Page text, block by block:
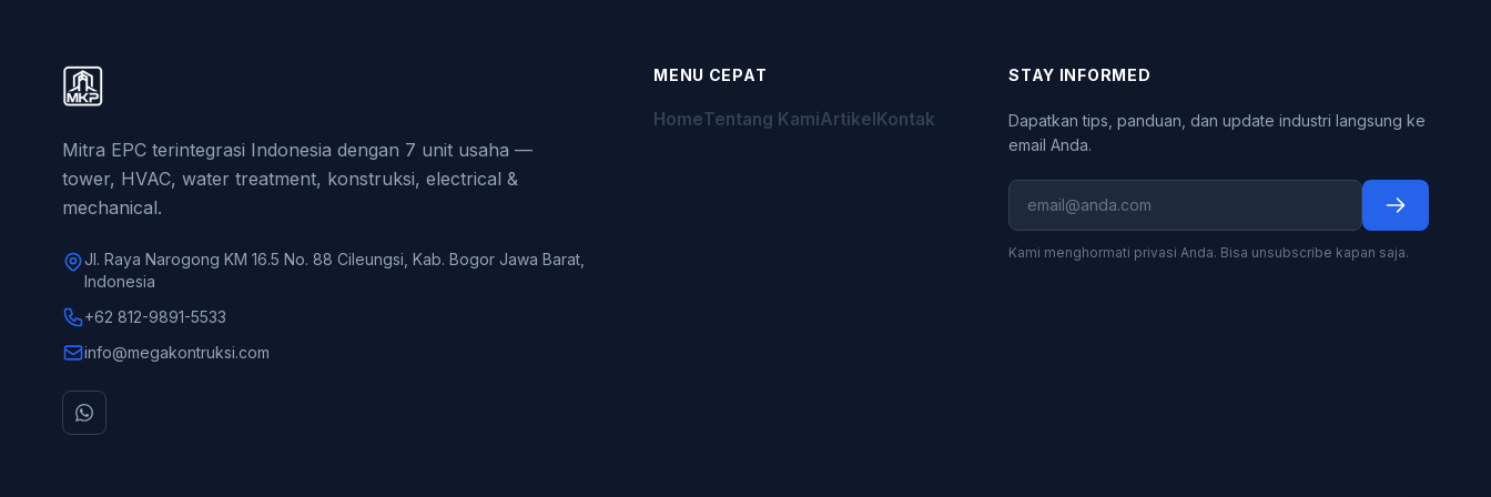
Mitra EPC terintegrasi Indonesia dengan 7 unit usaha —
tower, HVAC, water treatment, konstruksi, electrical &
mechanical.
Jl. Raya Narogong KM 16.5 No. 88 Cileungsi, Kab. Bogor Jawa Barat,
Indonesia
+62 812-9891-5533
info@megakontruksi.com
MENU CEPAT
HomeTentang KamiArtikel Kontak
STAY INFORMED
Dapatkan tips, panduan, dan update industri langsung ke
email Anda.
Kami menghormati privasi Anda. Bisa unsubscribe kapan saja.